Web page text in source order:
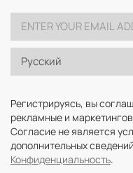
Русский
Регистрируясь, вы
рекламные и
Согласие не является
дополнительных
Конфиденциальность.